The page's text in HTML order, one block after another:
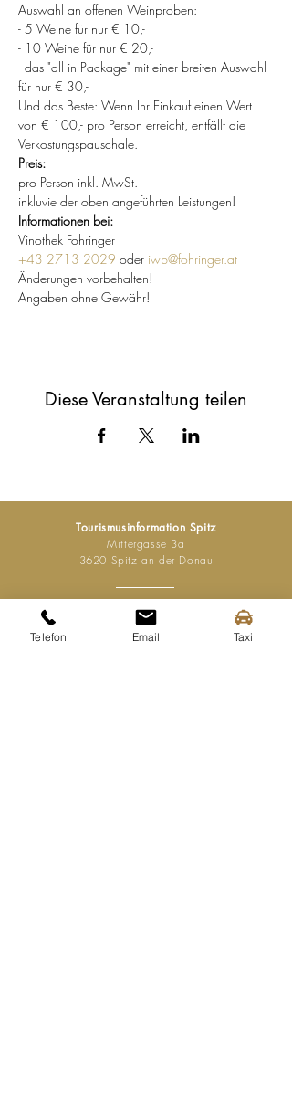
Auswahl an offenen Weinproben:
- 5 Weine für nur € 10,-
- 10 Weine für nur € 20,-
- das "all in Package" mit einer breiten Auswahl
für nur € 30,-
Und das Beste: Wenn Ihr Einkauf einen Wert
von € 100,- pro Person erreicht, entfällt die
Verkostungspauschale.
Preis:
pro Person inkl. MwSt.
inkluvie der oben angeführten Leistungen!
Informationen bei:
Vinothek Fohringer
+43 2713 2029 oder iwb@fohringer.at
Änderungen vorbehalten!
Angaben ohne Gewähr!
Diese Veranstaltung teilen
Tourismusinformation Spitz
Mittergasse 3a
3620 Spitz an der Donau
+43 (0) 2713 2363
info@spitz-wachau.at
Telefon Email Taxi